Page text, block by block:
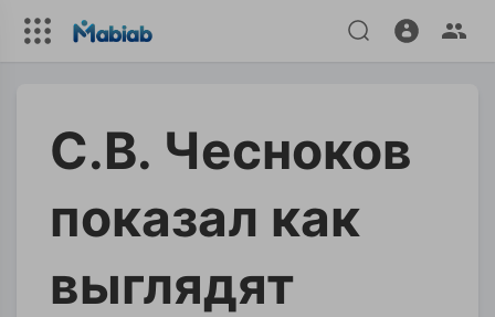
С.В. Чесноков
показал как
выглядят